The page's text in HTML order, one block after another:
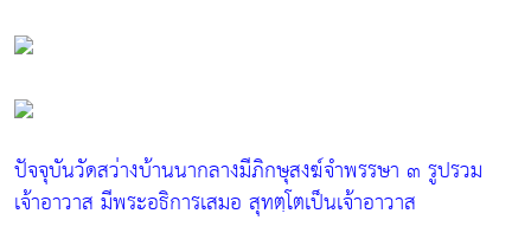
ปัจจุบันวัดสว่างบ้านนากลางมีภิกษุสงฆ์จำพรรษา ๓ รูปรวม
เจ้าอาวาส มีพระอธิการเสมอ สุทตฺโตเป็นเจ้าอาวาส